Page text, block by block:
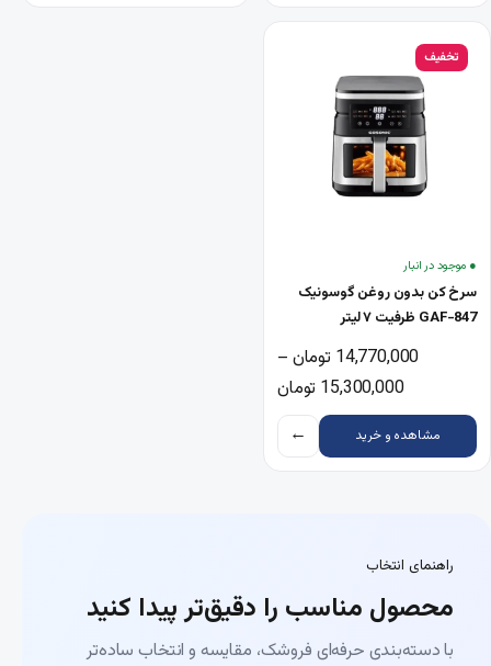
تخفیف
● موجود در انبار
سرخ کن بدون روغن گوسونیک
GAF-847 ظرفیت ۷ لیتر
14,770,000 تومان –
15,300,000 تومانمحدوده قیمت: 14,770,000 تومان تا 15,300,000 تومان
مشاهده و خرید ←
راهنمای انتخاب
محصول مناسب را دقیق‌تر پیدا کنید
با دسته‌بندی حرفه‌ای فروشک، مقایسه و انتخاب ساده‌تر